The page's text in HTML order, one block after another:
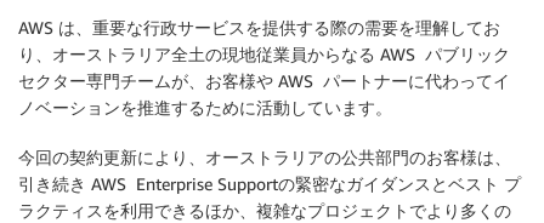
AWS は、重要な行政サービスを提供する際の需要を理解してお
り、オーストラリア全土の現地従業員からなる AWS パブリック
セクター専門チームが、お客様や AWS パートナーに代わってイ
ノベーションを推進するために活動しています。
今回の契約更新により、オーストラリアの公共部門のお客様は、
引き続き AWS Enterprise Supportの緊密なガイダンスとベスト プ
ラクティスを利用できるほか、複雑なプロジェクトでより多くの